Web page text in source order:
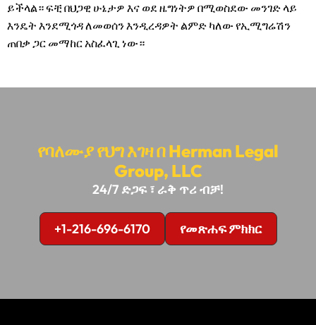
ይችላል። ፍቺ በህጋዊ ሁኔታዎ እና ወደ ዜግነትዎ በሚወስደው መንገድ ላይ
እንዴት እንደሚጎዳ ለመወሰን እንዲረዳዎት ልምድ ካለው የኢሚግሬሽን
ጠበቃ ጋር መማከር አስፈላጊ ነው።
የባለሙያ የህግ እገዛ በ Herman Legal
Group, LLC
24/7 ድጋፍ ፣ ራቅ ጥሪ ብቻ!
+1-216-696-6170 የመጽሐፍ ምክክር